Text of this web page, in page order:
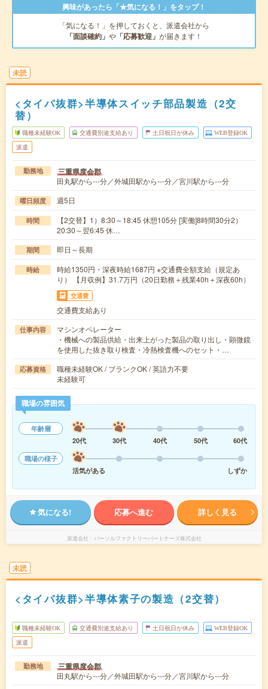
興味があったら「★気になる！」をタップ！
「気になる！」を押しておくと、派遣会社から
「面談確約」 や 「応募歓迎」 が届きます！
未読
<タイパ抜群>半導体スイッチ部品製造（2交
替）
職種未経験OK 交通費別途支給あり 土日祝日が休み WEB登録OK
派遣
勤務地 三重県度会郡
田丸駅から---分／外城田駅から---分／宮川駅から---分
曜日頻度 週5日
時間
【2交替】1）8:30～18:45 休憩105分 [実働]8時間30分2）
20:30～翌6:45 休…
期間 即日～長期
時給
時給1350円・深夜時給1687円 ※交通費全額支給（規定あ
り） 【月収例】31.7万円（20日勤務＋残業40h＋深夜60h）
交通費
交通費支給あり
仕事内容
マシンオペレーター
・機械への製品供給・出来上がった製品の取り出し・顕微鏡
を使用した抜き取り検査・冷熱検査機へのセット・…
応募資格
職種未経験OK / ブランクOK / 英語力不要
未経験可
職場の雰囲気
年齢層
20代
30代 40代 50代
60代
職場の様子
活気がある
しずか
気になる! 応募へ進む 詳しく見る
派遣会社 パーソルファクトリーパートナーズ株式会社
未読
<タイパ抜群>半導体素子の製造（2交替）
職種未経験OK 交通費別途支給あり 土日祝日が休み WEB登録OK
派遣
勤務地 三重県度会郡
田丸駅から---分／外城田駅から---分／宮川駅から---分